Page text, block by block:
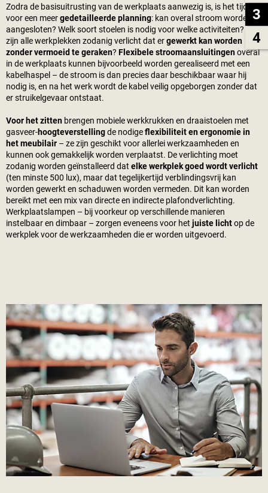
3
4
Zodra de basisuitrusting van de werkplaats aanwezig is, is het tijd
voor een meergedetailleerde planning: kan overal stroom worden
aangesloten? Welk soort stoelen is nodig voor welke activiteiten? En
zijn alle werkplekken zodanig verlicht dat ergewerkt kan worden
zonder vermoeid te geraken? Flexibele stroomaansluitingenoveral
in de werkplaats kunnen bijvoorbeeld worden gerealiseerd met een
kabelhaspel – de stroom is dan precies daar beschikbaar waar hij
nodig is, en na het werk wordt de kabel veilig opgeborgen zonder dat
er struikelgevaar ontstaat.
Voor het zitten brengen mobiele werkkrukken en draaistoelen met
gasveer-hoogteverstellingde nodigeflexibiliteit en ergonomie in
het meubilair – ze zijn geschikt voor allerlei werkzaamheden en
kunnen ook gemakkelijk worden verplaatst. De verlichting moet
zodanig worden geïnstalleerd dat elke werkplek goed wordt verlicht
(ten minste 500 lux), maar dat tegelijkertijd verblindingsvrij kan
worden gewerkt en schaduwen worden vermeden. Dit kan worden
bereikt met een mix van directe en indirecte plafondverlichting.
Werkplaatslampen – bij voorkeur op verschillende manieren
instelbaar en dimbaar – zorgen eveneens voor het juiste lichtop de
werkplek voor de werkzaamheden die er worden uitgevoerd.